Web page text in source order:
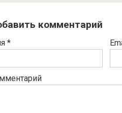
комментарий
*